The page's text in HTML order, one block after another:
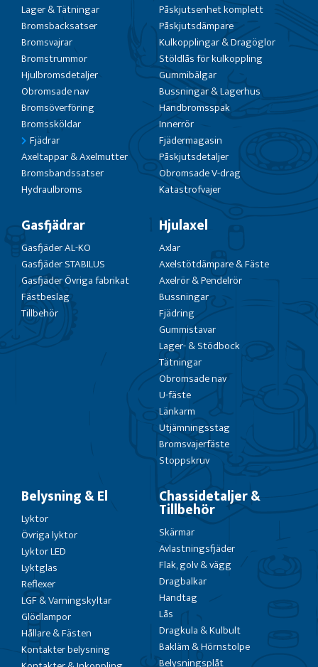
Lager & Tätningar
Bromsbacksatser
Bromsvajrar
Bromstrummor
Hjulbromsdetaljer
Obromsade nav
Bromsöverföring
Bromssköldar
Fjädrar
Axeltappar & Axelmutter
Bromsbandssatser
Hydraulbroms
Påskjutsenhet komplett
Påskjutsdämpare
Kulkopplingar & Dragöglor
Stöldlås för kulkoppling
Gummibälgar
Bussningar & Lagerhus
Handbromsspak
Innerrör
Fjädermagasin
Påskjutsdetaljer
Obromsade V-drag
Katastrofvajer
Gasfjädrar
Gasfjäder AL-KO
Gasfjäder STABILUS
Gasfjäder Övriga fabrikat
Fästbeslag
Tillbehör
Hjulaxel
Axlar
Axelstötdämpare & Fäste
Axelrör & Pendelrör
Bussningar
Fjädring
Gummistavar
Lager- & Stödbock
Tätningar
Obromsade nav
U-fäste
Länkarm
Utjämningsstag
Bromsvajerfäste
Stoppskruv
Belysning & El
Lyktor
Övriga lyktor
Lyktor LED
Lyktglas
Reflexer
LGF & Varningskyltar
Glödlampor
Hållare & Fästen
Kontakter belysning
Chassidetaljer &
Tillbehör
Skärmar
Avlastningsfjäder
Flak, golv & vägg
Dragbalkar
Handtag
Lås
Dragkula & Kulbult
Bakläm & Hörnstolpe
Belysningsplåt